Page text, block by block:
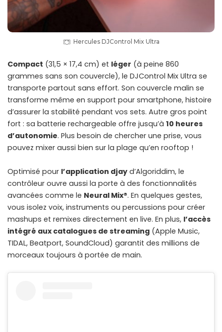
Hercules DJControl Mix Ultra
Compact (31,5 × 17,4 cm) et léger (à peine 860
grammes sans son couvercle), le DJControl Mix Ultra se
transporte partout sans effort. Son couvercle malin se
transforme même en support pour smartphone, histoire
d’assurer la stabilité pendant vos sets. Autre gros point
fort : sa batterie rechargeable offre jusqu’à 10 heures
d’autonomie. Plus besoin de chercher une prise, vous
pouvez mixer aussi bien sur la plage qu’en rooftop !
Optimisé pour l’application djay d’Algoriddim, le
contrôleur ouvre aussi la porte à des fonctionnalités
avancées comme le Neural Mix®. En quelques gestes,
vous isolez voix, instruments ou percussions pour créer
mashups et remixes directement en live. En plus, l’accès
intégré aux catalogues de streaming (Apple Music,
TIDAL, Beatport, SoundCloud) garantit des millions de
morceaux toujours à portée de main.